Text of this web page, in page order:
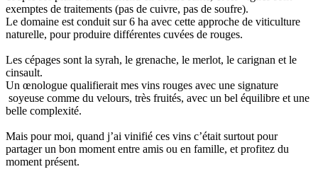
exemptes de traitements (pas de cuivre, pas de soufre).
Le domaine est conduit sur 6 ha avec cette approche de viticulture
naturelle, pour produire différentes cuvées de rouges.
Les cépages sont la syrah, le grenache, le merlot, le carignan et le
cinsault.
Un œnologue qualifierait mes vins rouges avec une signature
soyeuse comme du velours, très fruités, avec un bel équilibre et une
belle complexité.
Mais pour moi, quand j’ai vinifié ces vins c’était surtout pour
partager un bon moment entre amis ou en famille, et profitez du
moment présent.